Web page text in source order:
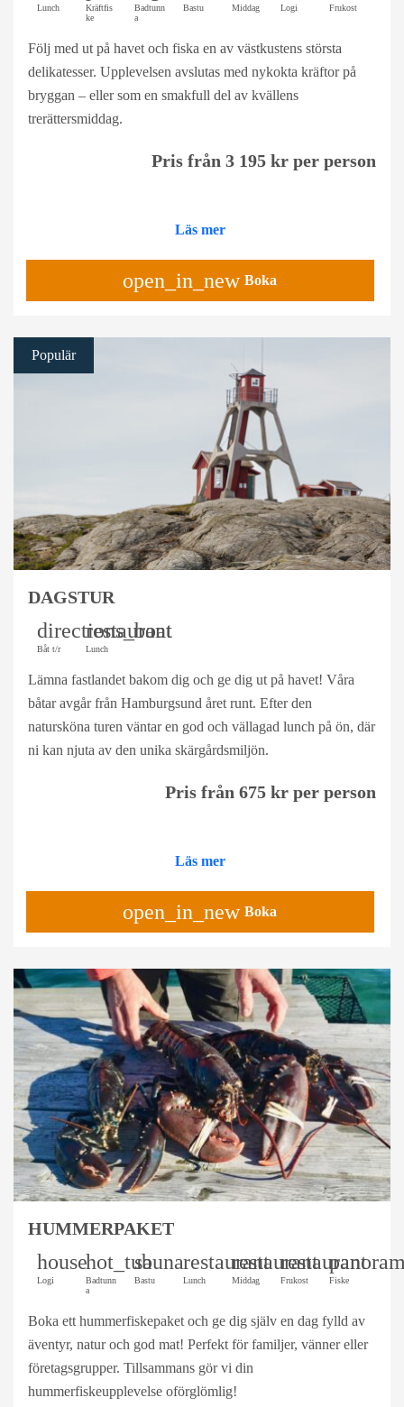
Lunch
Kräftfis
ke
Badtunn
a
Bastu Middag Logi Frukost
Följ med ut på havet och fiska en av västkustens största
delikatesser. Upplevelsen avslutas med nykokta kräftor på
bryggan – eller som en smakfull del av kvällens
trerättersmiddag.
Pris från 3 195 kr per person
Läs mer
open_in_new Boka
Populär
DAGSTUR
directions_boat
Båt t/r
restaurant
Lunch
Lämna fastlandet bakom dig och ge dig ut på havet! Våra
båtar avgår från Hamburgsund året runt. Efter den
natursköna turen väntar en god och vällagad lunch på ön, där
ni kan njuta av den unika skärgårdsmiljön.
Pris från 675 kr per person
Läs mer
open_in_new Boka
HUMMERPAKET
house
Logi
hot_tub
Badtunn
a
sauna
Bastu
restaurant
Lunch
restaurant
Middag
restaurant
Frukost Fiske
Boka ett hummerfiskepaket och ge dig själv en dag fylld av
äventyr, natur och god mat! Perfekt för familjer, vänner eller
företagsgrupper. Tillsammans gör vi din
hummerfiskeupplevelse oförglömlig!